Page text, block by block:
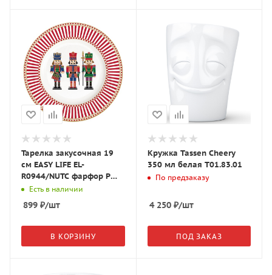
Тарелка закусочная 19
см EASY LIFE EL-
R0944/NUTC фарфор P
"Щелкунчик" Nutcracker
белая
Есть в наличии
899 ₽/шт
В КОРЗИНУ
Кружка Tassen Cheery
350 мл белая T01.83.01
По предзаказу
4 250₽/шт
ПОД ЗАКАЗ